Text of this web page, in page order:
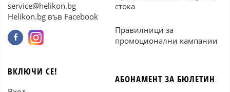
service@helikon.bg
Helikon.bg във Facebook
стока
Правилници за
промоционални кампании
ВКЛЮЧИ СЕ!
АБОНАМЕНТ ЗА БЮЛЕТИН